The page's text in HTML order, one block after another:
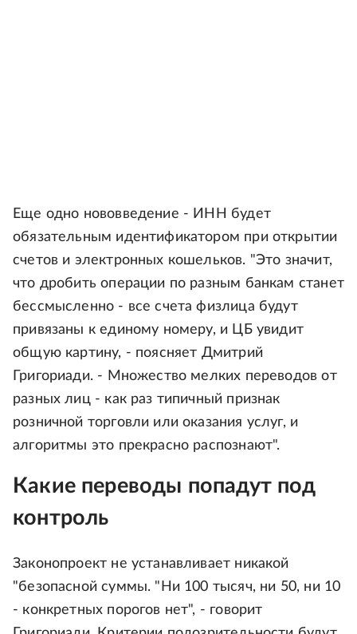
Еще одно нововведение - ИНН будет
обязательным идентификатором при открытии
счетов и электронных кошельков. "Это значит,
что дробить операции по разным банкам станет
бессмысленно - все счета физлица будут
привязаны к единому номеру, и ЦБ увидит
общую картину, - поясняет Дмитрий
Григориади. - Множество мелких переводов от
разных лиц - как раз типичный признак
розничной торговли или оказания услуг, и
алгоритмы это прекрасно распознают".
Какие переводы попадут под
контроль
Законопроект не устанавливает никакой
"безопасной суммы. "Ни 100 тысяч, ни 50, ни 10
- конкретных порогов нет", - говорит